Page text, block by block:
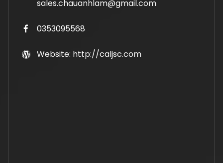
sales.chauanhlam@gmail.com
0353095568
Website: http://caljsc.com